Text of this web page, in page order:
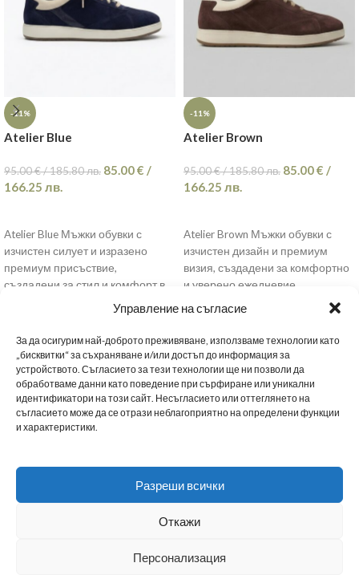
Управление на съгласие
За да осигурим най-доброто преживяване, използваме технологии като
„бисквитки“ за съхраняване и/или достъп до информация за
устройството. Съгласието за тези технологии ще ни позволи да
обработваме данни като поведение при сърфиране или уникални
идентификатори на този сайт. Несъгласието или оттеглянето на
съгласието може да се отрази неблагоприятно на определени функции
и характеристики.
Разреши всички
Откажи
Персонализация
-11%
Atelier Blue
95.00€/185.80лв. 85.00€ /
166.25 лв.
Atelier Blue Мъжки обувки с
изчистен силует и изразено
премиум присъствие,
създадени за стил и комфорт в
динамичното ежедневие.
-11%
Atelier Brown
95.00€/185.80лв. 85.00€ /
166.25 лв.
Atelier Brown Мъжки обувки с
изчистен дизайн и премиум
визия, създадени за комфортно
и уверено ежедневие.
Изработени от висококачествен
МЪЖКИ ОБУВКИДАМСКИ ОБУВКИМАРАТОНКИЗА НАСНОВИНИ
ТАБЛИЦА С РАЗМЕРИПОЛИТИКА ЗА ПОВЕРИТЕЛНОСТ
BG